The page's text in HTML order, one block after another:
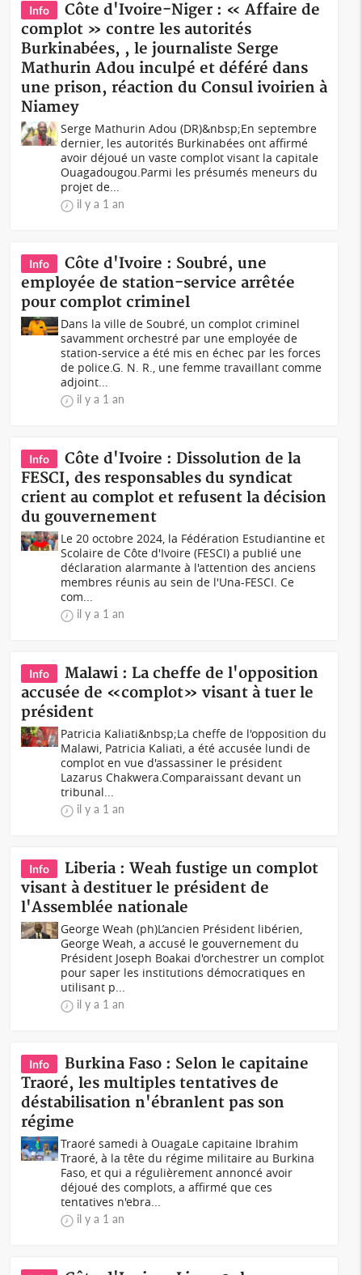
Info
Côte d'Ivoire-Niger : « Affaire de
complot » contre les autorités
Burkinabées, , le journaliste Serge
Mathurin Adou inculpé et déféré dans
une prison, réaction du Consul ivoirien à
Niamey
Serge Mathurin Adou (DR)&nbsp;En septembre
dernier, les autorités Burkinabées ont affirmé
avoir déjoué un vaste complot visant la capitale
Ouagadougou.Parmi les présumés meneurs du
projet de...
il y a 1 an
Info
Côte d'Ivoire : Soubré, une
employée de station-service arrêtée
pour complot criminel
Dans la ville de Soubré, un complot criminel
savamment orchestré par une employée de
station-service a été mis en échec par les forces
de police.G. N. R., une femme travaillant comme
adjoint...
il y a 1 an
Info
Côte d'Ivoire : Dissolution de la
FESCI, des responsables du syndicat
crient au complot et refusent la décision
du gouvernement
Le 20 octobre 2024, la Fédération Estudiantine et
Scolaire de Côte d'Ivoire (FESCI) a publié une
déclaration alarmante à l'attention des anciens
membres réunis au sein de l'Una-FESCI. Ce
com...
il y a 1 an
Info
Malawi : La cheffe de l'opposition
accusée de «complot» visant à tuer le
président
Patricia Kaliati&nbsp;La cheffe de l'opposition du
Malawi, Patricia Kaliati, a été accusée lundi de
complot en vue d'assassiner le président
Lazarus Chakwera.Comparaissant devant un
tribunal...
il y a 1 an
Info
Liberia : Weah fustige un complot
visant à destituer le président de
l'Assemblée nationale
George Weah (ph)L’ancien Président libérien,
George Weah, a accusé le gouvernement du
Président Joseph Boakai d'orchestrer un complot
pour saper les institutions démocratiques en
utilisant p...
il y a 1 an
Info
Burkina Faso : Selon le capitaine
Traoré, les multiples tentatives de
déstabilisation n'ébranlent pas son
régime
Traoré samedi à OuagaLe capitaine Ibrahim
Traoré, à la tête du régime militaire au Burkina
Faso, et qui a régulièrement annoncé avoir
déjoué des complots, a affirmé que ces
tentatives n'ebra...
il y a 1 an